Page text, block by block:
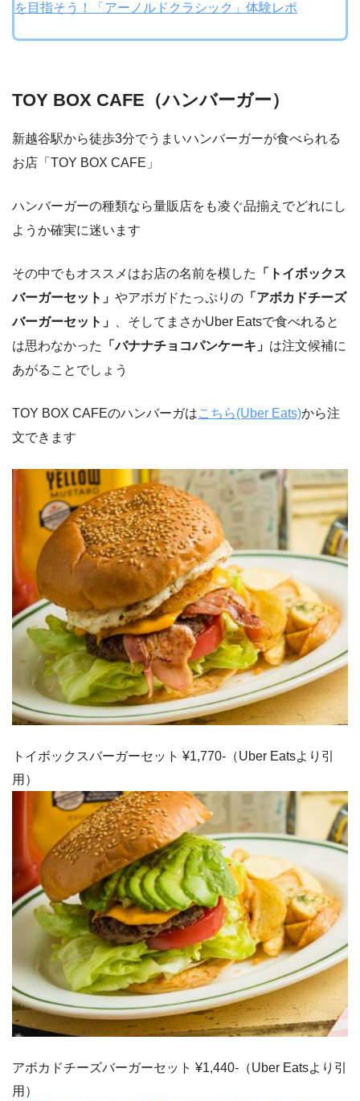
を目指そう！「アーノルドクラシック」体験レポ
TOY BOX CAFE（ハンバーガー）
新越谷駅から徒歩3分でうまいハンバーガーが食べられる
お店「TOY BOX CAFE」
ハンバーガーの種類なら量販店をも凌ぐ品揃えでどれにし
ようか確実に迷います
その中でもオススメはお店の名前を模した
「トイボックス
バーガーセット」 やアボガドたっぷりの 「アボカドチーズ
バーガーセット」
、そしてまさかUber Eatsで食べれると
は思わなかった
「バナナチョコパンケーキ」 は注文候補に
あがることでしょう
TOY BOX CAFEのハンバーガはこちら(Uber Eats)から注
文できます
トイボックスバーガーセット ¥1,770-（Uber Eatsより引
用）
アボカドチーズバーガーセット ¥1,440-（Uber Eatsより引
用）